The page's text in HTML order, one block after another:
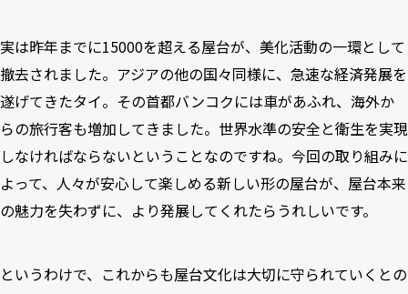
実は昨年までに15000を超える屋台が、美化活動の一環として
撤去されました。アジアの他の国々同様に、急速な経済発展を
遂げてきたタイ。その首都バンコクには車があふれ、海外か
らの旅行客も増加してきました。世界水準の安全と衛生を実現
しなければならないということなのですね。今回の取り組みに
よって、人々が安心して楽しめる新しい形の屋台が、屋台本来
の魅力を失わずに、より発展してくれたらうれしいです。
というわけで、これからも屋台文化は大切に守られていくとの